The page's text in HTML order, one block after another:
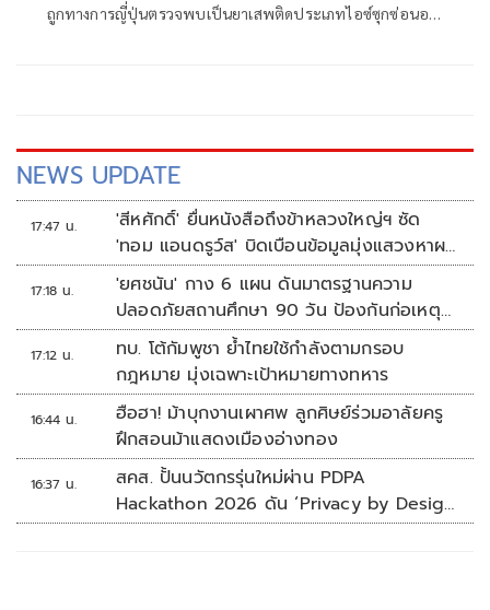
ถูกทางการญี่ปุ่นตรวจพบเป็นยาเสพติดประเภทไอซ์ซุกซ่อนอยู่
NEWS UPDATE
17:47 น.
'สีหศักดิ์' ยื่นหนังสือถึงข้าหลวงใหญ่ฯ ซัด
'ทอม แอนดรูว์ส' บิดเบือนข้อมูลมุ่งแสวงหาผล
ประโยชน์ทางการเมือง
17:18 น.
'ยศชนัน' กาง 6 แผน ดันมาตรฐานความ
ปลอดภัยสถานศึกษา 90 วัน ป้องกันก่อเหตุ
รุนแรง
17:12 น.
ทบ. โต้กัมพูชา ย้ำไทยใช้กำลังตามกรอบ
กฎหมาย มุ่งเฉพาะเป้าหมายทางทหาร
16:44 น.
ฮือฮา! ม้าบุกงานเผาศพ ลูกศิษย์ร่วมอาลัยครู
ฝึกสอนม้าแสดงเมืองอ่างทอง
16:37 น.
สคส. ปั้นนวัตกรรุ่นใหม่ผ่าน PDPA
Hackathon 2026 ดัน ‘Privacy by Design
for all’ สู่โซลูชันคุ้มครองข้อมูลส่วนบุคคลที่